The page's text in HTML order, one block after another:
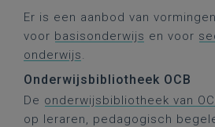
Er is een aanbod van
voor basisonderwijs en voor
onderwijs.
Onderwijsbibliotheek OCB
De onderwijsbibliotheek van
op leraren, pedagogisch